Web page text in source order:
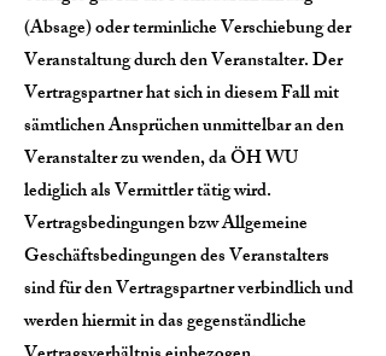
(Absage) oder terminliche Verschiebung der
Veranstaltung durch den Veranstalter. Der
Vertragspartner hat sich in diesem Fall mit
sämtlichen Ansprüchen unmittelbar an den
Veranstalter zu wenden, da ÖH WU
lediglich als Vermittler tätig wird.
Vertragsbedingungen bzw Allgemeine
Geschäftsbedingungen des Veranstalters
sind für den Vertragspartner verbindlich und
werden hiermit in das gegenständliche